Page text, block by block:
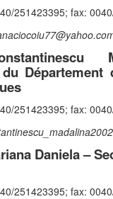
251423395; fax:
Département
251423395; fax:
Daniela –
251423395; fax: